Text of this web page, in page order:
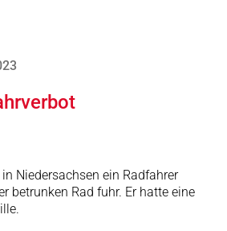
Niedersachsen ein Radfahrer
betrunken Rad fuhr. Er hatte eine